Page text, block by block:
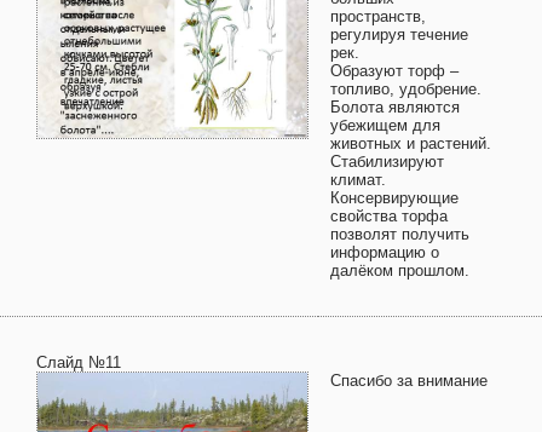
пространств,
регулируя течение
рек.
Образуют торф –
топливо, удобрение.
Болота являются
убежищем для
животных и растений.
Стабилизируют
климат.
Консервирующие
свойства торфа
позволят получить
информацию о
далёком прошлом.
Слайд №11
Спасибо за внимание